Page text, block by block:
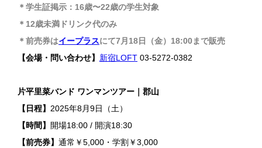
＊学生証掲示：16歳〜22歳の学生対象
＊12歳未満ドリンク代のみ
＊前売券はイープラスにて7月18日（金）18:00まで販売
【会場・問い合わせ】 新宿LOFT 03-5272-0382
片平里菜バンド ワンマンツアー｜郡山
【日程】 2025年8月9日（土）
【時間】 開場18:00 / 開演18:30
【前売券】 通常￥5,000・学割￥3,000